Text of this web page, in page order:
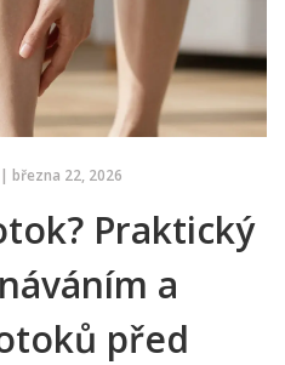
| března 22, 2026
Praktický
a
před